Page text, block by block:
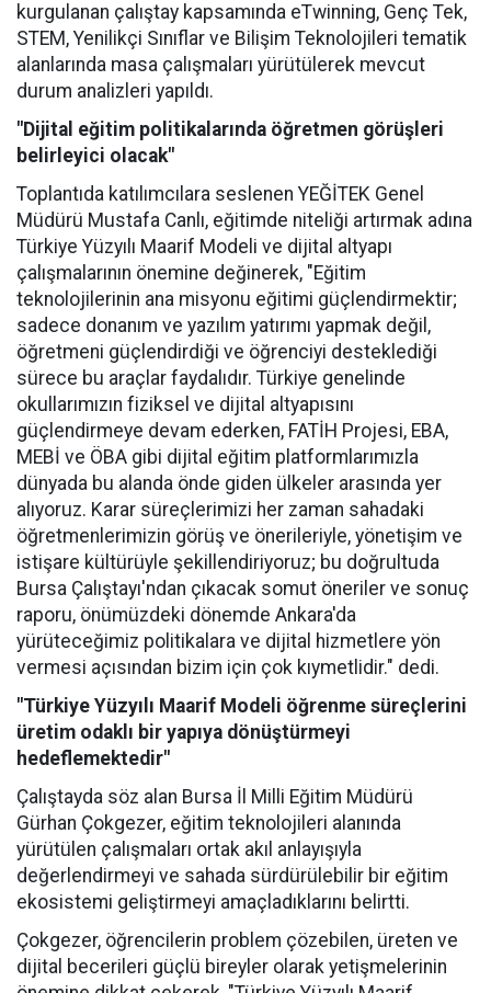
kurgulanan çalıştay kapsamında eTwinning, Genç Tek,
STEM, Yenilikçi Sınıflar ve Bilişim Teknolojileri tematik
alanlarında masa çalışmaları yürütülerek mevcut
durum analizleri yapıldı.
"Dijital eğitim politikalarında öğretmen görüşleri
belirleyici olacak"
Toplantıda katılımcılara seslenen YEĞİTEK Genel
Müdürü Mustafa Canlı, eğitimde niteliği artırmak adına
Türkiye Yüzyılı Maarif Modeli ve dijital altyapı
çalışmalarının önemine değinerek, "Eğitim
teknolojilerinin ana misyonu eğitimi güçlendirmektir;
sadece donanım ve yazılım yatırımı yapmak değil,
öğretmeni güçlendirdiği ve öğrenciyi desteklediği
sürece bu araçlar faydalıdır. Türkiye genelinde
okullarımızın fiziksel ve dijital altyapısını
güçlendirmeye devam ederken, FATİH Projesi, EBA,
MEBİ ve ÖBA gibi dijital eğitim platformlarımızla
dünyada bu alanda önde giden ülkeler arasında yer
alıyoruz. Karar süreçlerimizi her zaman sahadaki
öğretmenlerimizin görüş ve önerileriyle, yönetişim ve
istişare kültürüyle şekillendiriyoruz; bu doğrultuda
Bursa Çalıştayı'ndan çıkacak somut öneriler ve sonuç
raporu, önümüzdeki dönemde Ankara'da
yürüteceğimiz politikalara ve dijital hizmetlere yön
vermesi açısından bizim için çok kıymetlidir." dedi.
"Türkiye Yüzyılı Maarif Modeli öğrenme süreçlerini
üretim odaklı bir yapıya dönüştürmeyi
hedeflemektedir"
Çalıştayda söz alan Bursa İl Milli Eğitim Müdürü
Gürhan Çokgezer, eğitim teknolojileri alanında
yürütülen çalışmaları ortak akıl anlayışıyla
değerlendirmeyi ve sahada sürdürülebilir bir eğitim
ekosistemi geliştirmeyi amaçladıklarını belirtti.
Çokgezer, öğrencilerin problem çözebilen, üreten ve
dijital becerileri güçlü bireyler olarak yetişmelerinin